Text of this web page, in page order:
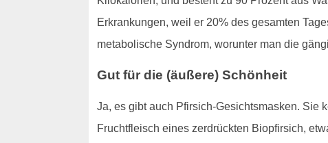
Erkrankungen, weil er 20% des gesamten
metabolische Syndrom, worunter man die
Gut für die (äußere) Schönheit
Ja, es gibt auch Pfirsich-Gesichtsmasken. Sie
Fruchtfleisch eines zerdrückten Biopfirsich,